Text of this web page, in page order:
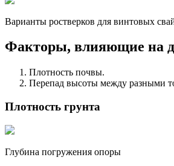
Варианты ростверков для винтовых
Факторы, влияющие на
Плотность почвы.
Перепад высоты между разными
Плотность грунта
Глубина погружения опоры